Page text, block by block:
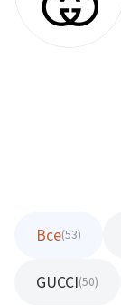
Все(53)
GUCCI(50)